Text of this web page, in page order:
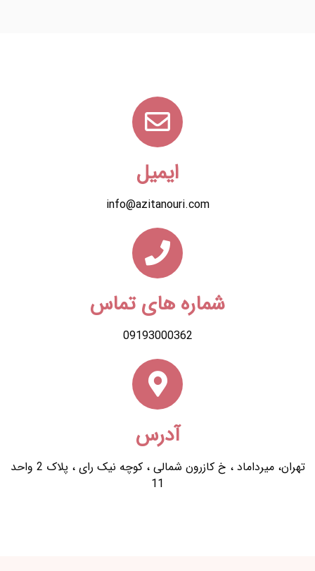
ایمیل
info@azitanouri.com
شماره های تماس
09193000362
آدرس
تهران، میرداماد ، خ کازرون شمالی ، کوچه نیک رای ، پلاک 2 واحد
11